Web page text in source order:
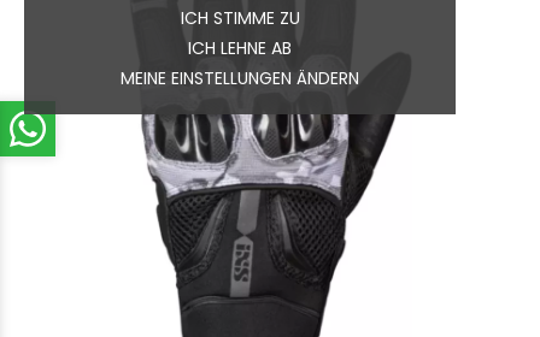
ICH STIMME ZU
ICH LEHNE AB
MEINE EINSTELLUNGEN ÄNDERN